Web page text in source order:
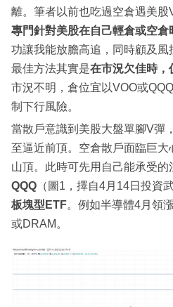
離。筆者以前也吃過空倉遇美股
專門針對美股在自己輕倉或空倉
功讓我能放膽高追，同時顧及風
最佳方法其實是在市況欠佳時，
市況不明，倉位宜以VOO或
制下行風險。
當散戶意識到美股大盤單腳V彈
至逼近前頂。空倉散戶面臨巨
山頂。此時可先用自己能承受的
QQQ （圖1，擇自4月14日投資
板塊型ETF。例如半導體4月領
或DRAM。